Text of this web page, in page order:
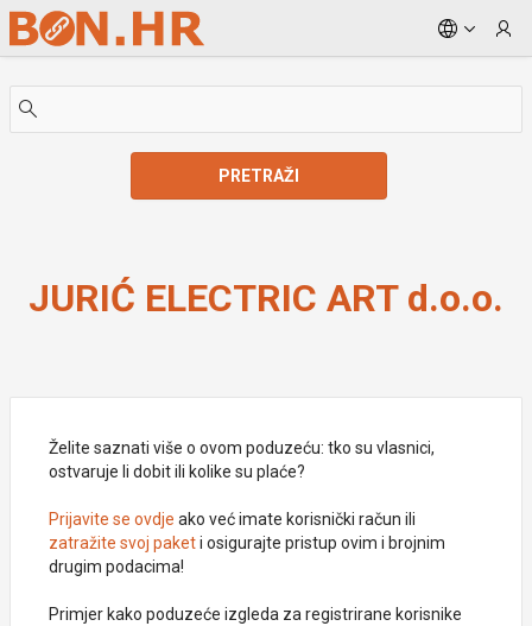
Skip to Main Content
PRETRAŽI
JURIĆ ELECTRIC ART d.o.o.
Želite saznati više o ovom poduzeću: tko su vlasnici,
ostvaruje li dobit ili kolike su plaće?
Prijavite se ovdje ako već imate korisnički račun ili
zatražite svoj paketi osigurajte pristup ovim i brojnim
drugim podacima!
Primjer kako poduzeće izgleda za registrirane korisnike